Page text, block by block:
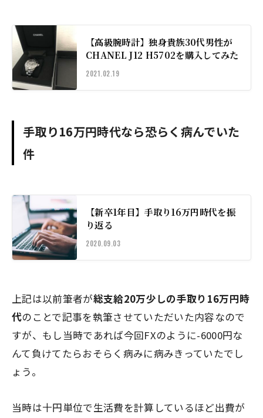
【高級腕時計】独身貴族30代男性が
CHANEL J12 H5702を購入してみた
2021.02.19
手取り16万円時代なら恐らく病んでいた
件
【新卒1年目】手取り16万円時代を振
り返る
2020.09.03
上記は以前筆者が総支給20万少しの手取り16万円時
代のことで記事を執筆させていただいた内容なので
すが、もし当時であれば今回FXのように-6000円な
んて負けてたらおそらく病みに病みきっていたでし
ょう。
当時は十円単位で生活費を計算しているほど出費が